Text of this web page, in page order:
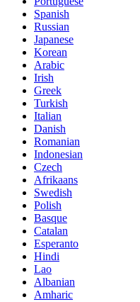
Spanish
Russian
Japanese
Korean
Arabic
Irish
Greek
Turkish
Italian
Danish
Romanian
Indonesian
Czech
Afrikaans
Swedish
Polish
Basque
Catalan
Esperanto
Hindi
Lao
Albanian
Amharic